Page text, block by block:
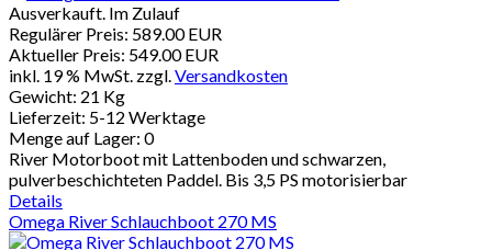
Ausverkauft. Im Zulauf
Regulärer Preis: 589.00 EUR
Aktueller Preis: 549.00 EUR
inkl. 19 % MwSt. zzgl.Versandkosten
Gewicht: 21 Kg
Lieferzeit: 5-12 Werktage
Menge auf Lager: 0
River Motorboot mit Lattenboden und schwarzen,
pulverbeschichteten Paddel. Bis 3,5 PS motorisierbar
Details
Omega River Schlauchboot 270 MS